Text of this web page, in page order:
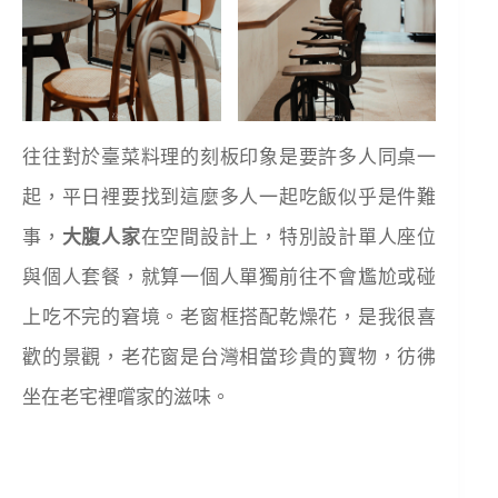
往往對於臺菜料理的刻板印象是要許多人同桌一
起，平日裡要找到這麼多人一起吃飯似乎是件難
事， 大腹人家在空間設計上，特別設計單人座位
與個人套餐，就算一個人單獨前往不會尷尬或碰
上吃不完的窘境。老窗框搭配乾燥花，是我很喜
歡的景觀，老花窗是台灣相當珍貴的寶物，彷彿
坐在老宅裡嚐家的滋味。